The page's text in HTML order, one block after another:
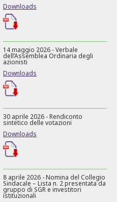
Downloads
14 maggio 2026 - Verbale
dell’Assemblea Ordinaria degli
azionisti
Downloads
30 aprile 2026 - Rendiconto
sintetico delle votazioni
Downloads
8 aprile 2026 - Nomina del Collegio
Sindacale – Lista n. 2 presentata da
gruppo di SGR e investitori
istituzionali